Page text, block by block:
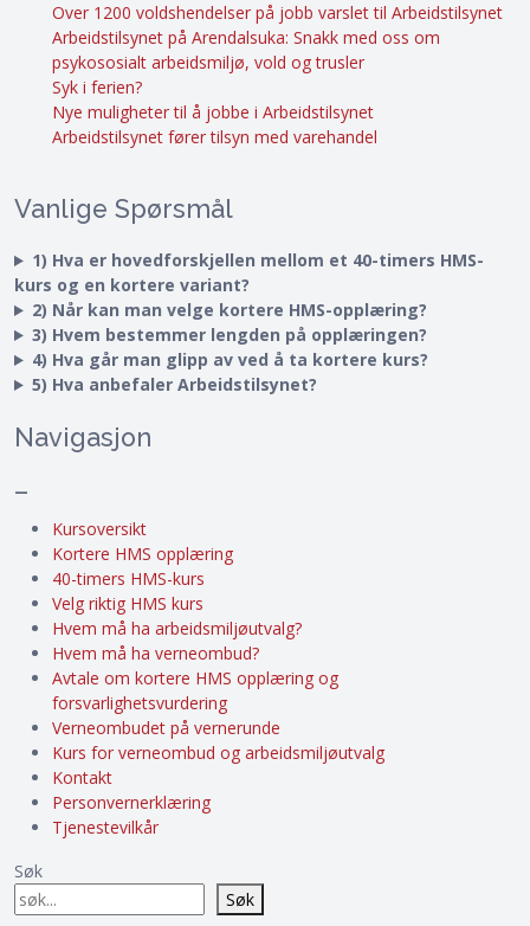
Over 1200 voldshendelser på jobb varslet til Arbeidstilsynet
Arbeidstilsynet på Arendalsuka: Snakk med oss om
psykososialt arbeidsmiljø, vold og trusler
Syk i ferien?
Nye muligheter til å jobbe i Arbeidstilsynet
Arbeidstilsynet fører tilsyn med varehandel
Vanlige Spørsmål
1) Hva er hovedforskjellen mellom et 40-timers HMS-
kurs og en kortere variant?
2) Når kan man velge kortere HMS-opplæring?
3) Hvem bestemmer lengden på opplæringen?
4) Hva går man glipp av ved å ta kortere kurs?
5) Hva anbefaler Arbeidstilsynet?
Navigasjon
–
Kursoversikt
Kortere HMS opplæring
40-timers HMS-kurs
Velg riktig HMS kurs
Hvem må ha arbeidsmiljøutvalg?
Hvem må ha verneombud?
Avtale om kortere HMS opplæring og
forsvarlighetsvurdering
Verneombudet på vernerunde
Kurs for verneombud og arbeidsmiljøutvalg
Kontakt
Personvernerklæring
Tjenestevilkår
Søk
Søk